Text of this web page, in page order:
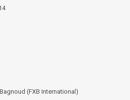
(FXB International)